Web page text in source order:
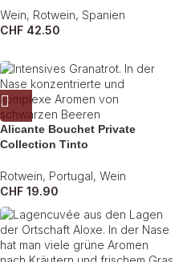
Wein, Rotwein, Spanien
CHF 42.50
Alicante Bouchet Private
Collection Tinto
Rotwein, Portugal, Wein
CHF 19.90